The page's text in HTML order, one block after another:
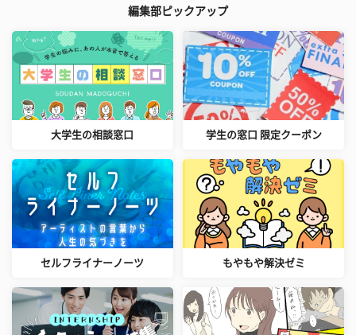
編集部ピックアップ
大学生の相談窓口 学生の窓口 限定クーポン
セルフライナーノーツ もやもや解決ゼミ